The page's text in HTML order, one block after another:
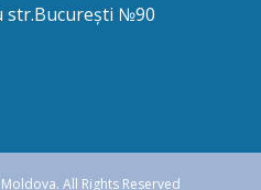
str.București №90
All Rights Reserved